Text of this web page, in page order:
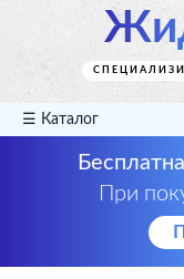
☰ Каталог
При